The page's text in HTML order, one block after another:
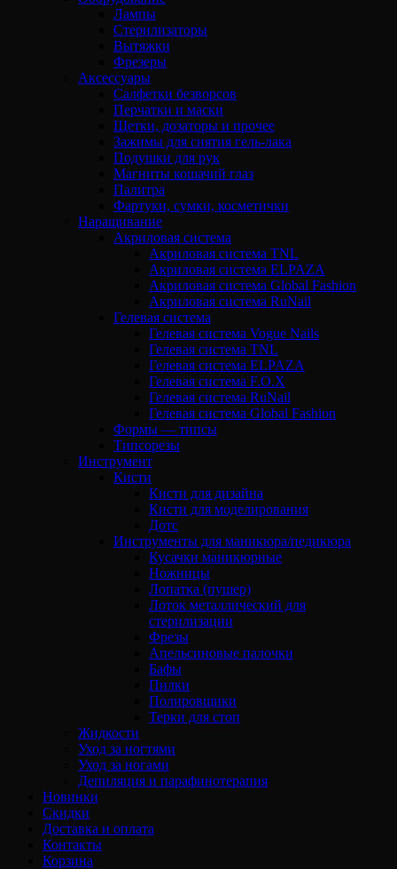
Лампы
Стерилизаторы
Вытяжки
Фрезеры
Аксессуары
Салфетки безворсов
Перчатки и маски
Щетки, дозаторы и прочее
Зажимы для снятия гель-лака
Подушки для рук
Магниты кошачий глаз
Палитра
Фартуки, сумки, косметички
Наращивание
Акриловая система
Акриловая система TNL
Акриловая система ELPAZA
Акриловая система Global Fashion
Акриловая система RuNail
Гелевая система
Гелевая система Vogue Nails
Гелевая система TNL
Гелевая система ELPAZA
Гелевая система F.O.X
Гелевая система RuNail
Гелевая система Global Fashion
Формы — типсы
Типсорезы
Инструмент
Кисти
Кисти для дизайна
Кисти для моделирования
Дотс
Инструменты для маникюра/педикюра
Кусачки маникюрные
Ножницы
Лопатка (пушер)
Лоток металлический для
стерилизации
Фрезы
Апельсиновые палочки
Бафы
Пилки
Полировщики
Терки для стоп
Жидкости
Уход за ногтями
Уход за ногами
Депиляция и парафинотерапия
Новинки
Скидки
Доставка и оплата
Контакты
Корзина